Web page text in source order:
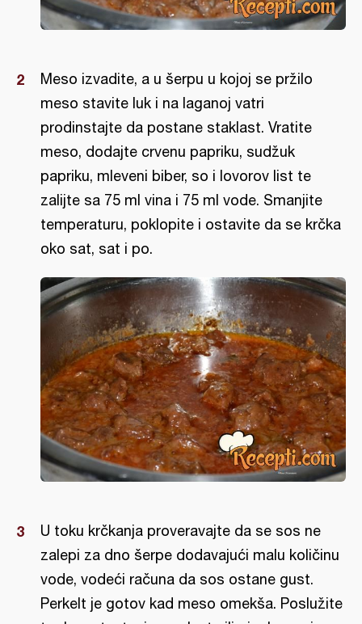
Meso izvadite, a u šerpu u kojoj se pržilo
meso stavite luk i na laganoj vatri
prodinstajte da postane staklast. Vratite
meso, dodajte crvenu papriku, sudžuk
papriku, mleveni biber, so i lovorov list te
zalijte sa 75 ml vina i 75 ml vode. Smanjite
temperaturu, poklopite i ostavite da se krčka
oko sat, sat i po.
U toku krčkanja proveravajte da se sos ne
zalepi za dno šerpe dodavajući malu količinu
vode, vodeći računa da sos ostane gust.
Perkelt je gotov kad meso omekša. Poslužite